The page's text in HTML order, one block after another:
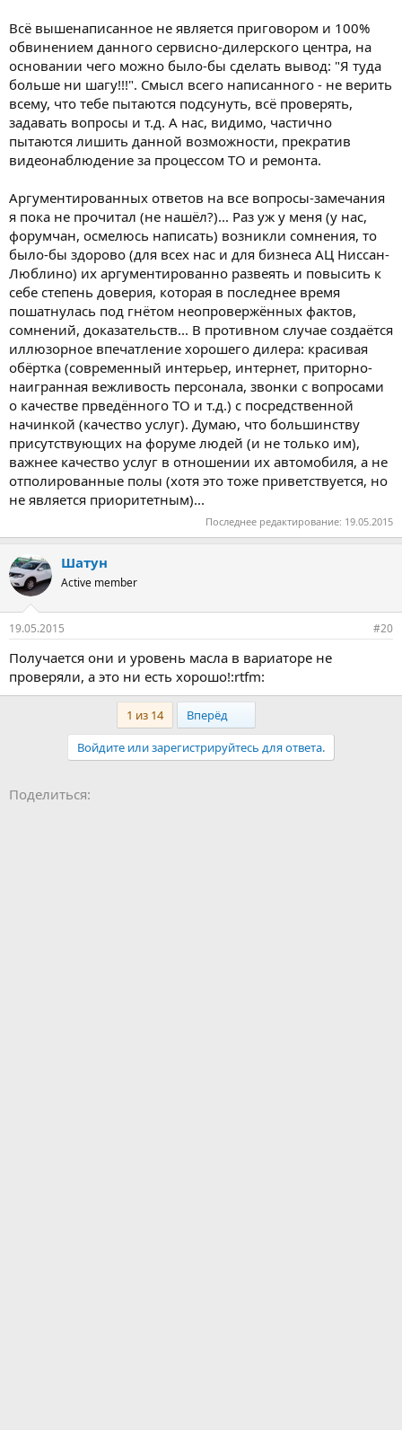
Всё вышенаписанное не является приговором и 100%
обвинением данного сервисно-дилерского центра, на
основании чего можно было-бы сделать вывод: "Я туда
больше ни шагу!!!". Смысл всего написанного - не верить
всему, что тебе пытаются подсунуть, всё проверять,
задавать вопросы и т.д. А нас, видимо, частично
пытаются лишить данной возможности, прекратив
видеонаблюдение за процессом ТО и ремонта.
Аргументированных ответов на все вопросы-замечания
я пока не прочитал (не нашёл?)... Раз уж у меня (у нас,
форумчан, осмелюсь написать) возникли сомнения, то
было-бы здорово (для всех нас и для бизнеса АЦ Ниссан-
Люблино) их аргументированно развеять и повысить к
себе степень доверия, которая в последнее время
пошатнулась под гнётом неопровержённых фактов,
сомнений, доказательств... В противном случае создаётся
иллюзорное впечатление хорошего дилера: красивая
обёртка (современный интерьер, интернет, приторно-
наигранная вежливость персонала, звонки с вопросами
о качестве прведённого ТО и т.д.) с посредственной
начинкой (качество услуг). Думаю, что большинству
присутствующих на форуме людей (и не только им),
важнее качество услуг в отношении их автомобиля, а не
отполированные полы (хотя это тоже приветствуется, но
не является приоритетным)...
Последнее редактирование: 19.05.2015
Шатун
Active member
19.05.2015 #20
Получается они и уровень масла в вариаторе не
проверяли, а это ни есть хорошо!:rtfm:
1 из 14 Вперёд
Войдите или зарегистрируйтесь для ответа.
Поделиться: